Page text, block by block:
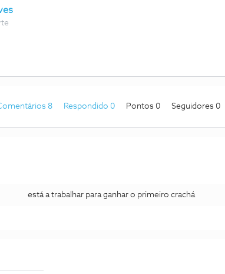
8 Respondido 0 Pontos 0 Seguidores 0
está a trabalhar para ganhar o primeiro crachá